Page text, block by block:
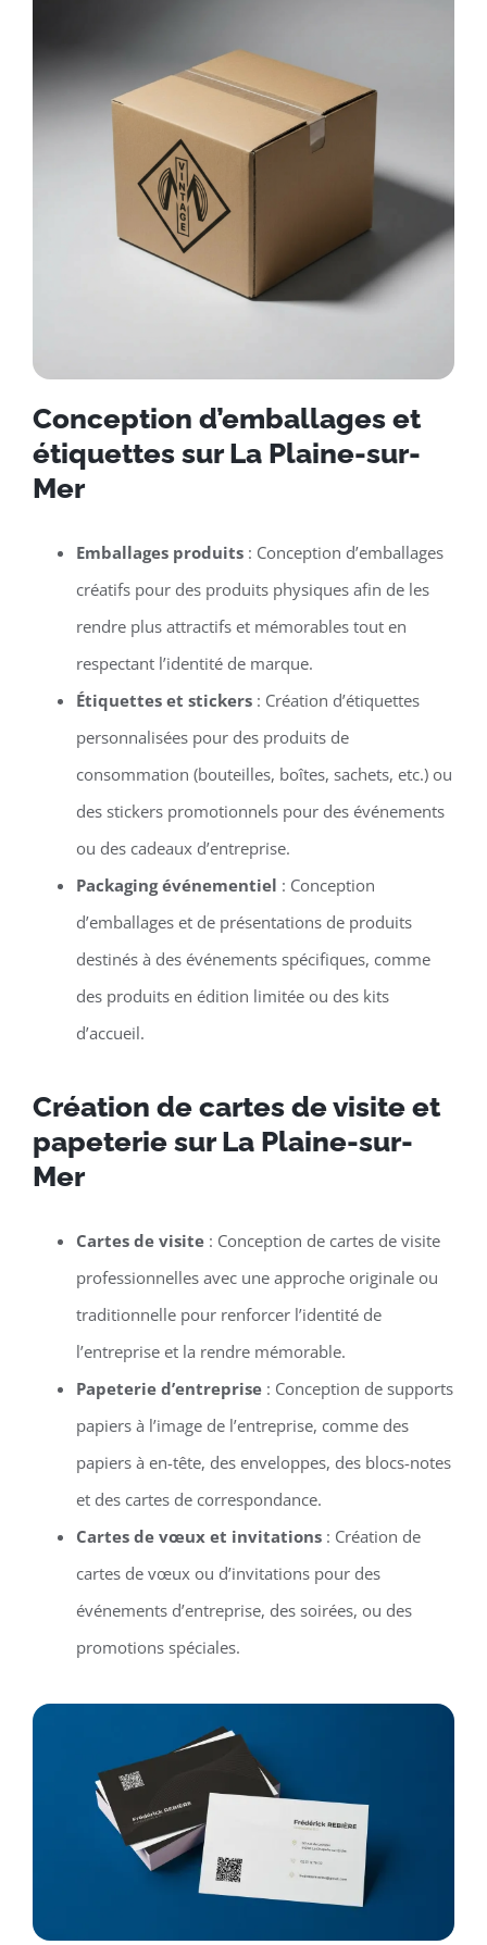
Conception d’emballages et
étiquettes sur La Plaine-sur-
Mer
Emballages produits: Conception d’emballages
créatifs pour des produits physiques afin de les
rendre plus attractifs et mémorables tout en
respectant l’identité de marque.
Étiquettes et stickers: Création d’étiquettes
personnalisées pour des produits de
consommation (bouteilles, boîtes, sachets, etc.) ou
des stickers promotionnels pour des événements
ou des cadeaux d’entreprise.
Packaging événementiel : Conception
d’emballages et de présentations de produits
destinés à des événements spécifiques, comme
des produits en édition limitée ou des kits
d’accueil.
Création de cartes de visite et
papeterie sur La Plaine-sur-
Mer
Cartes de visite: Conception de cartes de visite
professionnelles avec une approche originale ou
traditionnelle pour renforcer l’identité de
l’entreprise et la rendre mémorable.
Papeterie d’entreprise: Conception de supports
papiers à l’image de l’entreprise, comme des
papiers à en-tête, des enveloppes, des blocs-notes
et des cartes de correspondance.
Cartes de vœux et invitations: Création de
cartes de vœux ou d’invitations pour des
événements d’entreprise, des soirées, ou des
promotions spéciales.